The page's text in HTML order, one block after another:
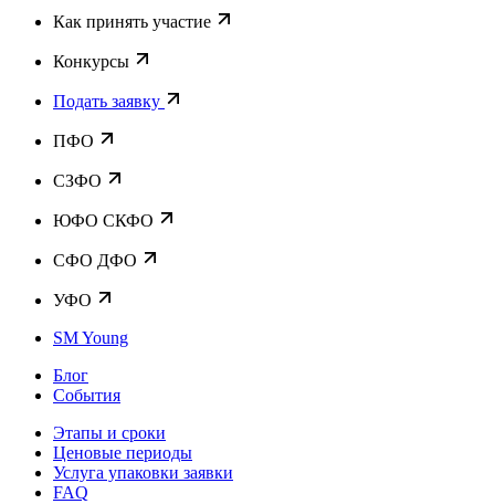
Как принять участие
Конкурсы
Подать заявку
ПФО
СЗФО
ЮФО СКФО
CФО ДФО
УФО
SM Young
Блог
События
Этапы и сроки
Ценовые периоды
Услуга упаковки заявки
FAQ